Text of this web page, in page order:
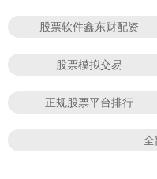
股票软件鑫东财配资
股票模拟交易
正规股票平台排行
全